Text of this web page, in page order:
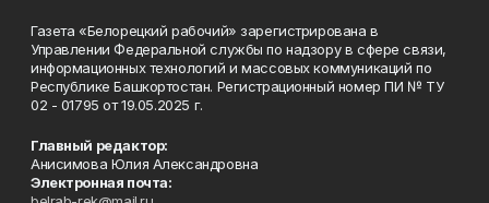
Газета «Белорецкий рабочий» зарегистрирована в
Управлении Федеральной службы по надзору в сфере связи,
информационных технологий и массовых коммуникаций по
Республике Башкортостан. Регистрационный номер ПИ № ТУ
02 - 01795 от 19.05.2025 г.
Главный редактор:
Анисимова Юлия Александровна
Электронная почта: